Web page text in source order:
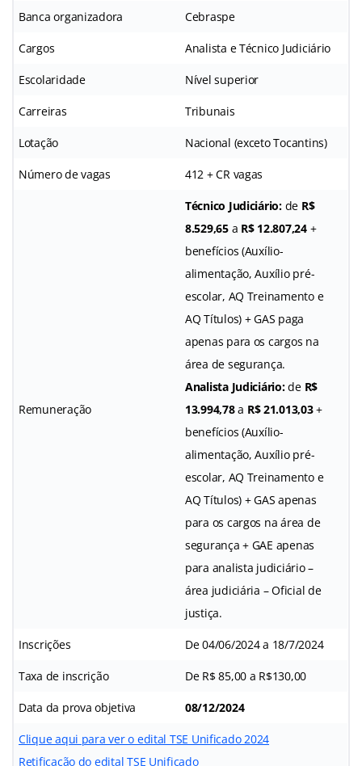
Banca organizadora Cebraspe
Cargos Analista e Técnico Judiciário
Escolaridade Nível superior
Carreiras Tribunais
Lotação Nacional (exceto Tocantins)
Número de vagas 412 + CR vagas
Remuneração
Técnico Judiciário:de R$
8.529,65a R$ 12.807,24+
benefícios (Auxílio-
alimentação, Auxílio pré-
escolar, AQ Treinamento e
AQ Títulos) + GAS paga
apenas para os cargos na
área de segurança.
Analista Judiciário:de R$
13.994,78a R$ 21.013,03+
benefícios (Auxílio-
alimentação, Auxílio pré-
escolar, AQ Treinamento e
AQ Títulos) + GAS apenas
para os cargos na área de
segurança + GAE apenas
para analista judiciário –
área judiciária – Oficial de
justiça.
Inscrições De 04/06/2024 a 18/7/2024
Taxa de inscrição De R$ 85,00 a R$130,00
Data da prova objetiva 08/12/2024
Clique aqui para ver o edital TSE Unificado 2024
Retificação do edital TSE Unificado